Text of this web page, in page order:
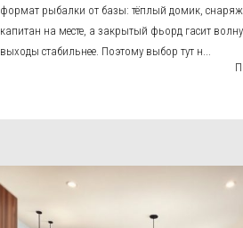
формат рыбалки от базы: тёплый домик,
капитан на месте, а закрытый фьорд гасит
выходы стабильнее. Поэтому выбор тут н...